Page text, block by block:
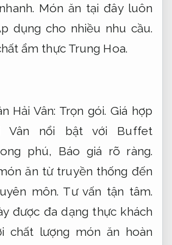
Món ăn tại đây luôn
dụng cho nhiều nhu cầu.
ẩm thực Trung Hoa.
Hải Vân: Trọn gói. Giá hợp
Vân nổi bật với Buffet
phú, Báo giá rõ ràng.
ăn từ truyền thống đến
môn. Tư vấn tận tâm.
được đa dạng thực khách
chất lượng món ăn hoàn